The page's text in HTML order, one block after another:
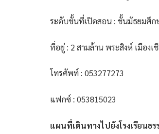
ระดับชั้นที่เปิดสอน : ชั้นมัธยมศึ
ที่อยู่ : 2 สามล้าน พระสิงห์ เมืองเ
โทรศัพท์ : 053277273
แฟกซ์ : 053815023
แผนที่เดินทางไปยังโรงเรียนธ